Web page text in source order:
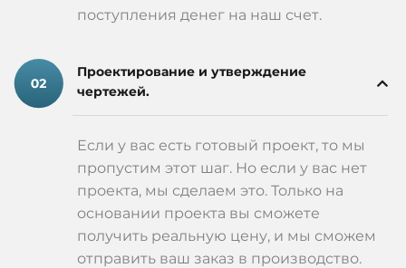
поступления денег на наш счет.
Проектирование и утверждение
чертежей.
Если у вас есть готовый проект, то мы
пропустим этот шаг. Но если у вас нет
проекта, мы сделаем это. Только на
основании проекта вы сможете
получить реальную цену, и мы сможем
отправить ваш заказ в производство.